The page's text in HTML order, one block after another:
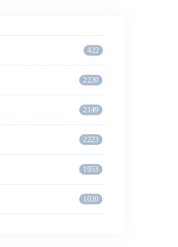
422
2220
2149
2223
1953
1020